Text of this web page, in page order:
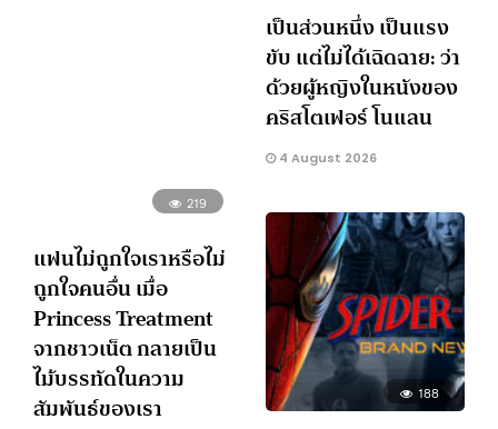
เป็นส่วนหนึ่ง เป็นแรง
ขับ แต่ไม่ได้เฉิดฉาย: ว่า
ด้วยผู้หญิงในหนังของ
คริสโตเฟอร์ โนแลน
4 August 2026
219
แฟนไม่ถูกใจเราหรือไม่
ถูกใจคนอื่น เมื่อ
Princess Treatment
จากชาวเน็ต กลายเป็น
ไม้บรรทัดในความ
สัมพันธ์ของเรา
188